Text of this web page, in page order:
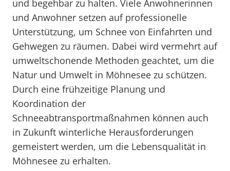
und begehbar zu halten. Viele Anwohnerinnen
und Anwohner setzen auf professionelle
Unterstützung, um Schnee von Einfahrten und
Gehwegen zu räumen. Dabei wird vermehrt auf
umweltschonende Methoden geachtet, um die
Natur und Umwelt in Möhnesee zu schützen.
Durch eine frühzeitige Planung und
Koordination der
Schneeabtransportmaßnahmen können auch
in Zukunft winterliche Herausforderungen
gemeistert werden, um die Lebensqualität in
Möhnesee zu erhalten.